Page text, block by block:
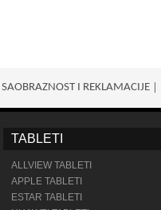
SAOBRAZNOST I REKLAMACIJE
TABLETI
ALLVIEW TABLETI
APPLE TABLETI
ESTAR TABLETI